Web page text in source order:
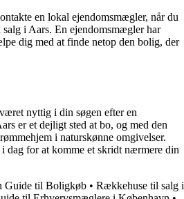
en lokal ejendomsmægler, når du
i Aars. En ejendomsmægler har
dig med at finde netop den bolig, der
nyttig i din søgen efter en
er et dejligt sted at bo, og med den
i naturskønne omgivelser.
dag for at komme et skridt nærmere din
Guide til Boligkøb • Rækkehuse til salg i